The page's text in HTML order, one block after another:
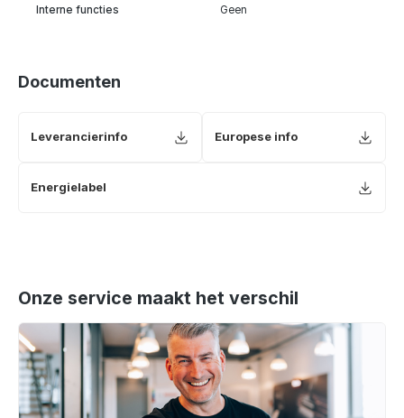
Interne functies Geen
Documenten
Leverancierinfo Europese info
Energielabel
Onze service maakt het verschil